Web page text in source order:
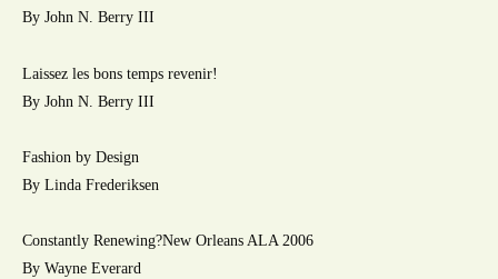
By John N. Berry III
Laissez les bons temps revenir!
By John N. Berry III
Fashion by Design
By Linda Frederiksen
Constantly Renewing?New Orleans ALA 2006
By Wayne Everard